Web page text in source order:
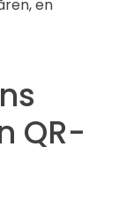
en
QR-